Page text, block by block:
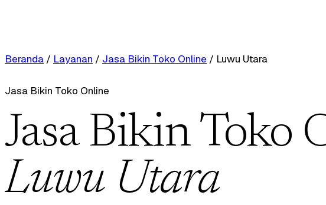
Beranda / Layanan / Jasa Bikin Toko Online / Luwu Utara
Jasa Bikin Toko Online
Jasa Bikin Toko
Luwu Utara